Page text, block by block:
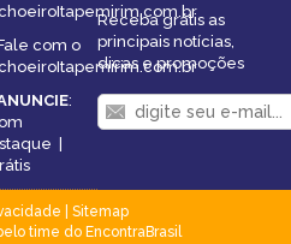
com o
:
|
Receba grátis as
principais notícias,
dicas e promoções
Sitemap
time do EncontraBrasil